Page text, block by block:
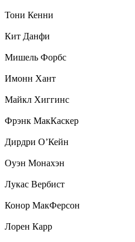
Тони Кенни
Кит Данфи
Мишель Форбс
Имонн Хант
Майкл Хиггинс
Фрэнк МакКаскер
Дирдри О’Кейн
Оуэн Монахэн
Лукас Вербист
Конор МакФерсон
Лорен Карр